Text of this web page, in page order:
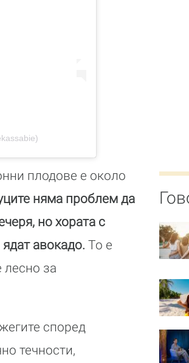
плодове е около
няма проблем да
но хората с
авокадо. То е
лесно за
според
течности,